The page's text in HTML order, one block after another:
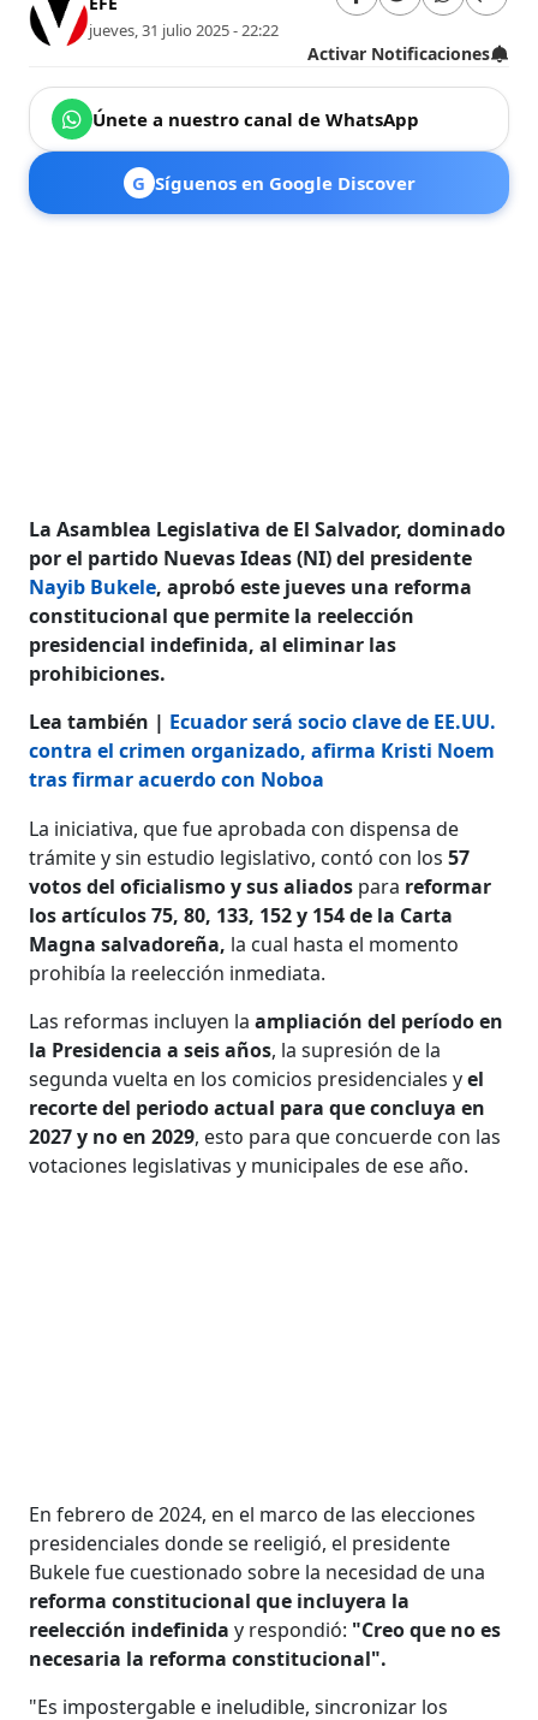
jueves, 31 julio 2025 - 22:22
Activar Notificaciones
Únete a nuestro canal de WhatsApp
G Síguenos en Google Discover
La Asamblea Legislativa de El Salvador, dominado
por el partido Nuevas Ideas (NI) del presidente
Nayib Bukele, aprobó este jueves una reforma
constitucional que permite la reelección
presidencial indefinida, al eliminar las
prohibiciones.
Lea también | Ecuador será socio clave de EE.UU.
contra el crimen organizado, afirma Kristi Noem
tras firmar acuerdo con Noboa
La iniciativa, que fue aprobada con dispensa de
trámite y sin estudio legislativo, contó con los57
votos del oficialismo y sus aliados para reformar
los artículos 75, 80, 133, 152 y 154 de la Carta
Magna salvadoreña, la cual hasta el momento
prohibía la reelección inmediata.
Las reformas incluyen laampliación del período en
la Presidencia a seis años, la supresión de la
segunda vuelta en los comicios presidenciales yel
recorte del periodo actual para que concluya en
2027 y no en 2029, esto para que concuerde con las
votaciones legislativas y municipales de ese año.
En febrero de 2024, en el marco de las elecciones
presidenciales donde se reeligió, el presidente
Bukele fue cuestionado sobre la necesidad de una
reforma constitucional que incluyera la
reelección indefiniday respondió: "Creo que no es
necesaria la reforma constitucional".
"Es impostergable e ineludible, sincronizar los